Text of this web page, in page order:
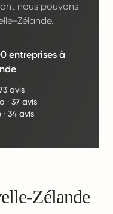
nous pouvons
Zélande.
entreprises à
avis
·37 avis
· 34 avis
Zélande